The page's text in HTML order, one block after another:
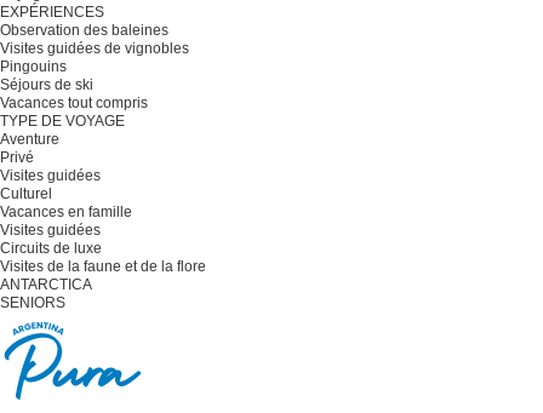
EXPÉRIENCES
Observation des baleines
Visites guidées de vignobles
Pingouins
Séjours de ski
Vacances tout compris
TYPE DE VOYAGE
Aventure
Privé
Visites guidées
Culturel
Vacances en famille
Visites guidées
Circuits de luxe
Visites de la faune et de la flore
ANTARCTICA
SENIORS